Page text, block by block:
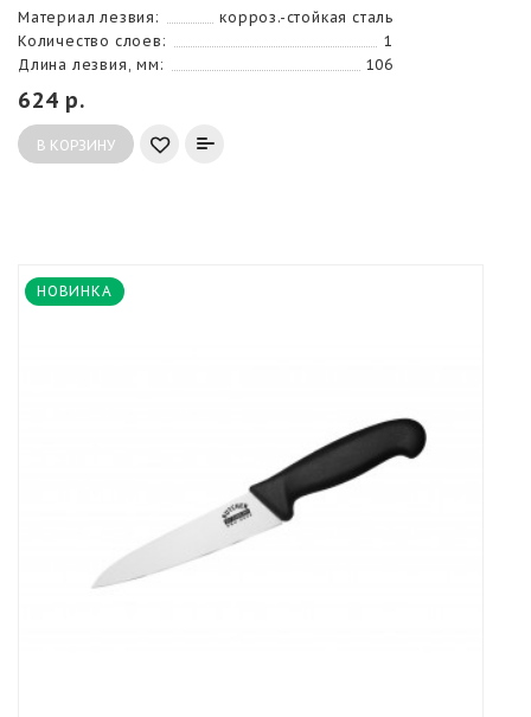
Материал лезвия:
корроз.-стойкая сталь
Количество слоев:
1
Длина лезвия, мм:
106
624 р.
В КОРЗИНУ
НОВИНКА